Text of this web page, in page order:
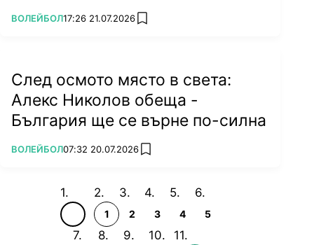
ПОВЕЧЕ ОТ
ВОЛЕЙБОЛ17:26 21.07.2026 add favorites
След осмото място в света:
Алекс Николов обеща -
България ще се върне по-силна
ПОВЕЧЕ ОТ
ВОЛЕЙБОЛ07:32 20.07.2026 add favorites
1 2 3 4 5